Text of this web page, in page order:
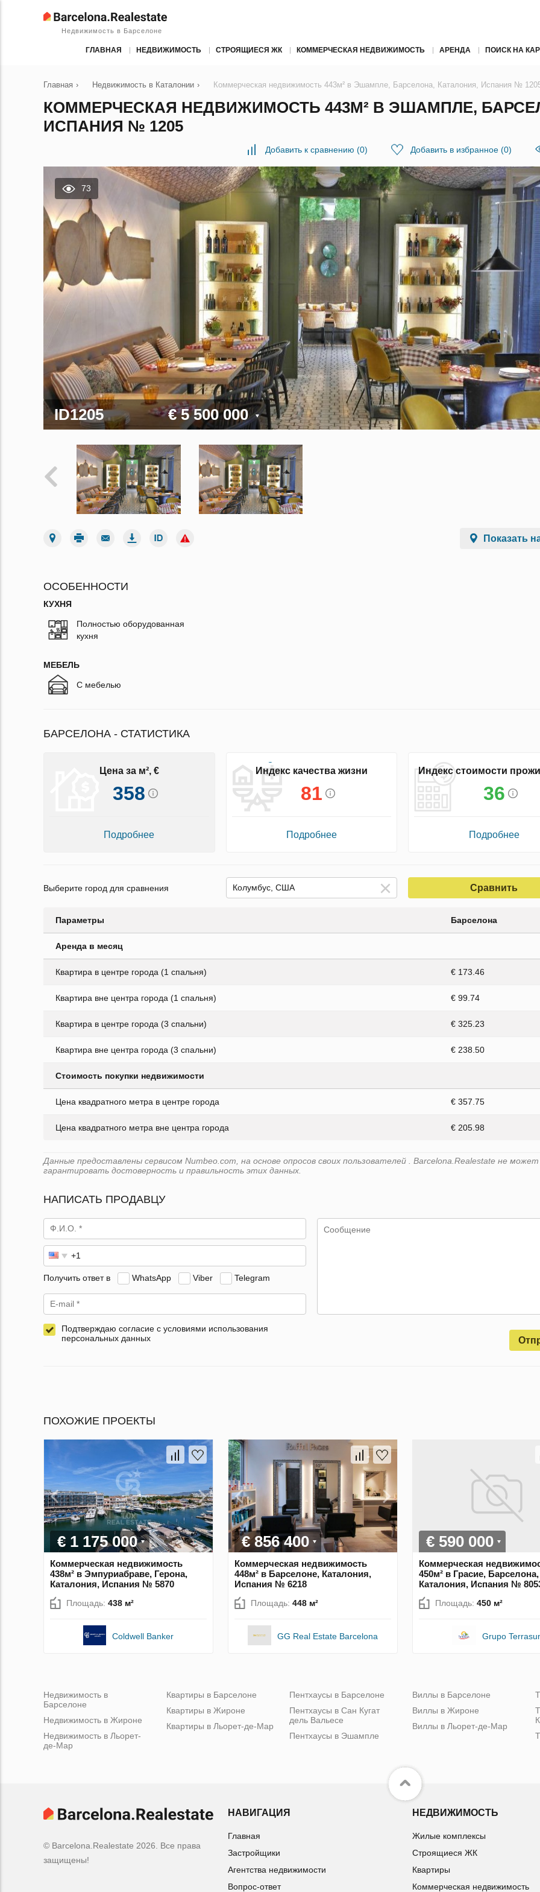
Недвижимость в Барселоне
ГЛАВНАЯ НЕДВИЖИМОСТЬ СТРОЯЩИЕСЯ ЖК КОММЕРЧЕСКАЯ НЕДВИЖИМОСТЬ АРЕНДА ПОИСК НА
Главная › Недвижимость в Каталонии › Коммерческая недвижимость 443м² в Эшампле, Барселона, Каталония, Испания №
КОММЕРЧЕСКАЯ НЕДВИЖИМОСТЬ 443М² В ЭШАМПЛЕ,
ИСПАНИЯ № 1205
Добавить к сравнению (0) Добавить в избранное (0)
73
ID1205 € 5 500 000
Показать
ОСОБЕННОСТИ
КУХНЯ
Полностью оборудованная
кухня
МЕБЕЛЬ
С мебелью
БАРСЕЛОНА - СТАТИСТИКА
Цена за м², €
358
Подробнее
Индекс качества жизни
81
Подробнее
Индекс стоимости
36
Подробнее
Выберите город для сравнения Сравнить
Параметры Барселона
Аренда в месяц
Квартира в центре города (1 спальня) € 173.46
Квартира вне центра города (1 спальня) € 99.74
Квартира в центре города (3 спальни) € 325.23
Квартира вне центра города (3 спальни) € 238.50
Стоимость покупки недвижимости
Цена квадратного метра в центре города € 357.75
Цена квадратного метра вне центра города € 205.98
Данные предоставлены сервисом Numbeo.com, на основе опросов своих пользователей . Barcelona.Realestate не может
гарантировать достоверность и правильность этих данных.
НАПИСАТЬ ПРОДАВЦУ
Получить ответ в WhatsApp Viber Telegram
Подтверждаю согласие с условиями использования
персональных данных
ПОХОЖИЕ ПРОЕКТЫ
€ 1 175 000
Коммерческая недвижимость
438м² в Эмпуриабраве, Герона,
Каталония, Испания № 5870
Площадь: 438 м²
Coldwell Banker
€ 856 400
Коммерческая недвижимость
448м² в Барселоне, Каталония,
Испания № 6218
Площадь: 448 м²
GG Real Estate Barcelona
€ 590 000
Коммерческая
450м² в Грасие, Барселона,
Каталония, Испания №
Площадь: 450 м²
Grupo
Недвижимость в
Барселоне
Недвижимость в Жироне
Недвижимость в Льорет-
де-Мар
Квартиры в Барселоне
Квартиры в Жироне
Квартиры в Льорет-де-Мар
Пентхаусы в Барселоне
Пентхаусы в Сан Кугат
дель Вальесе
Пентхаусы в Эшампле
Виллы в Барселоне
Виллы в Жироне
Виллы в Льорет-де-Мар
© Barcelona.Realestate 2026. Все права
защищены!
НАВИГАЦИЯ
Главная
Застройщики
Агентства недвижимости
Вопрос-ответ
НЕДВИЖИМОСТЬ
Жилые комплексы
Строящиеся ЖК
Квартиры
Коммерческая недвижимость